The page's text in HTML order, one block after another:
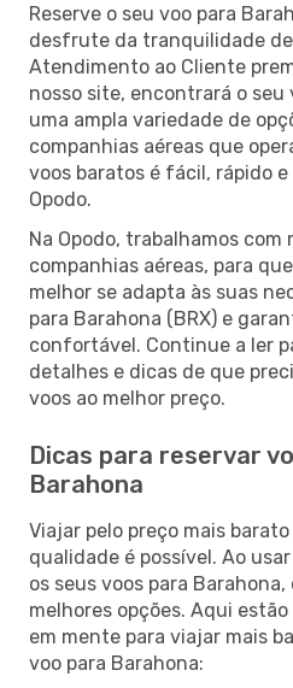
Reserve o seu voo para
desfrute da tranquilidade
Atendimento ao Cliente
nosso site, encontrará o seu
uma ampla variedade de
companhias aéreas que
voos baratos é fácil, rápido
Opodo.
Na Opodo, trabalhamos com
companhias aéreas, para
melhor se adapta às suas
para Barahona (BRX) e
confortável. Continue a ler
detalhes e dicas de que
voos ao melhor preço.
Dicas para reservar
Barahona
Viajar pelo preço mais
qualidade é possível. Ao
os seus voos para
melhores opções. Aqui
em mente para viajar mais
voo para Barahona: